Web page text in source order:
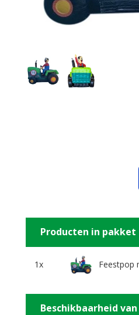
Producten in pakket
1x Feestpop
Beschikbaarheid